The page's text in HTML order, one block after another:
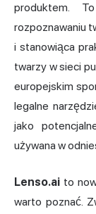
produktem.
rozpoznawaniu
i stanowiąca
twarzy w sieci
europejskim
legalne
jako
używana w
Lenso.ai to
warto poznać.